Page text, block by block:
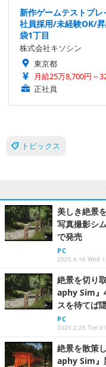
新作ゲームテストプ
社員採用/未経験OK/
袋1丁目
株式会社キソシン
東京都
月給25万8,700円～
正社員
トピックス
美しき絶景
写真撮影シ
で発売
PC
2025.4.16 Wed
絶景を切り
aphy Sim』
スを待てば
PC
2025.2.25 Tue
絶景を散策
aphy Sim』